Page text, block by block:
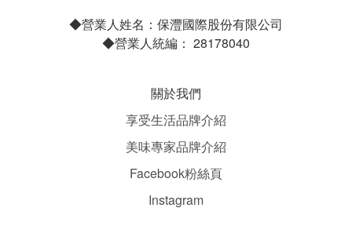
◆營業人姓名：保灃國際股份有限公司
◆營業人統編： 28178040
關於我們
享受生活品牌介紹
美味專家品牌介紹
Facebook粉絲頁
Instagram